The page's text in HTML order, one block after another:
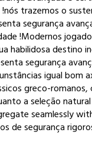
trazemos o
segurança
!Modernos
destino
segurança
igual
greco-
a seleção
seamlessly
segurança